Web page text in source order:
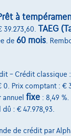
à
TAEG
de 60 mois .
– Crédit classique
Prix comptant : €
annuel fixe : 8,49
: € 47.978,93.
de crédit par